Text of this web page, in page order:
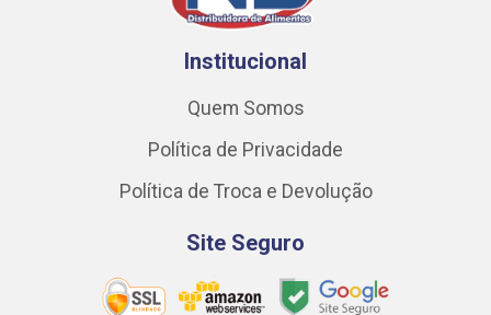
Institucional
Quem Somos
Política de Privacidade
Política de Troca e Devolução
Site Seguro